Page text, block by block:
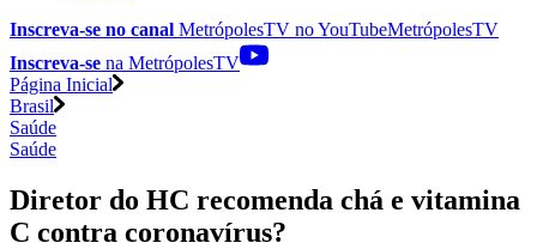
Inscreva-se no canal MetrópolesTV noYouTubeMetrópolesTV
Inscreva-se na MetrópolesTV
Página Inicial
Brasil
Saúde
Saúde
Diretor do HC recomenda chá e vitamina
C contra coronavírus?